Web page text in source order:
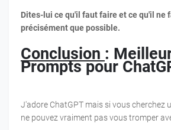
Dites-lui ce qu'il faut faire et ce qu'il ne
précisément que possible.
Conclusion :
Prompts pour
J'adore ChatGPT mais si vous cherchez
ne pouvez vraiment pas vous tromper